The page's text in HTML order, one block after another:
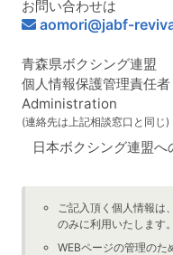
お問い合わせは
aomori@jabf-
青森県ボクシング連盟
個人情報保護管理責任者
Administration
(連絡先は上記相談窓口と同じ)
日本ボクシング連盟
ご記入頂く個人情報は
のみに利用いたします。
WEBページの管理のた